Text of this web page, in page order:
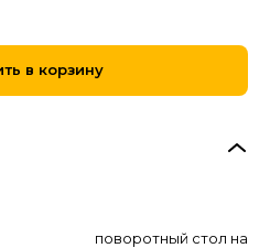
в корзину
поворотный стол на